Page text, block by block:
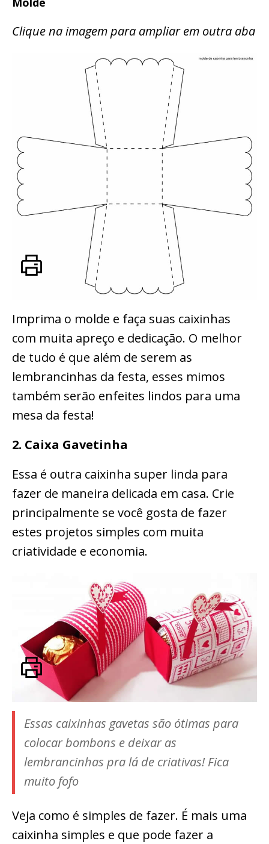
Clique na imagem para ampliar em outra aba
Imprima o molde e faça suas caixinhas
com muita apreço e dedicação. O melhor
de tudo é que além de serem as
lembrancinhas da festa, esses mimos
também serão enfeites lindos para uma
mesa da festa!
2. Caixa Gavetinha
Essa é outra caixinha super linda para
fazer de maneira delicada em casa. Crie
principalmente se você gosta de fazer
estes projetos simples com muita
criatividade e economia.
Essas caixinhas gavetas são ótimas para
colocar bombons e deixar as
lembrancinhas pra lá de criativas! Fica
muito fofo
Veja como é simples de fazer. É mais uma
caixinha simples e que pode fazer a